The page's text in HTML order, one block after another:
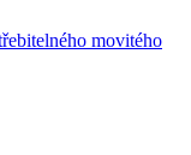
movitého